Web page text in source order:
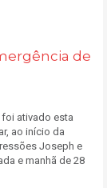
de
foi ativado esta
ao início da
Joseph e
e manhã de 28